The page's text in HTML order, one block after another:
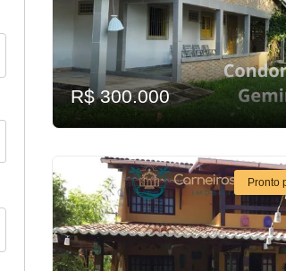
R$ 300.000
Pronto